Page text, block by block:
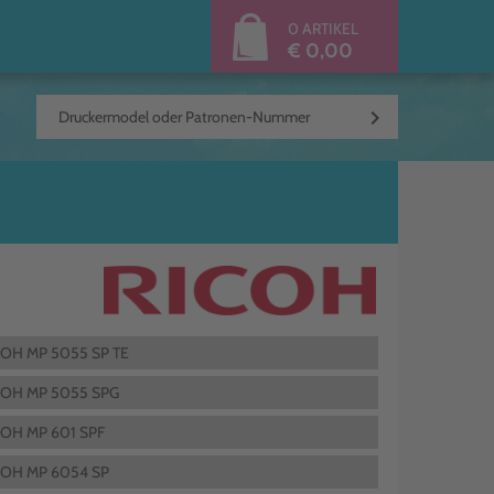
0 ARTIKEL
€ 0,00
keyboard_arrow_right
MP 5055 SP TE
MP 5055 SPG
MP 601 SPF
MP 6054 SP